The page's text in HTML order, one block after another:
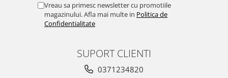
Vreau sa primesc newsletter cu promotiile
magazinului. Afla mai multe in Politica de
Confidentialitate
SUPORT CLIENTI
0371234820